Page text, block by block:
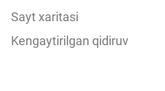
Sayt xaritasi
Kengaytirilgan qidiruv